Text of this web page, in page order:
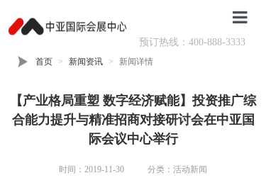
活动
预订热线：400-888-3333
首页 新闻资讯 新闻详情
【产业格局重塑 数字经济赋能】投资推广综
合能力提升与精准招商对接研讨会在中亚国
际会议中心举行
时间：2019-11-30 分类：活动新闻